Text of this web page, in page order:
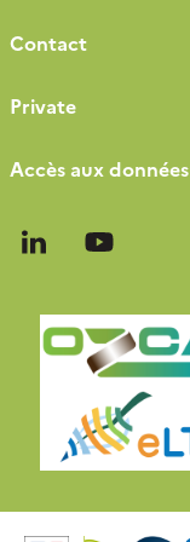
Contact
Private
Accès aux données